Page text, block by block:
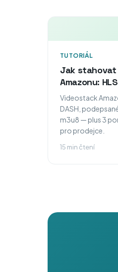
TUTORIÁL
Jak
Amazonu:
Videostack
DASH,
m3u8 — plus 3
pro prodejce.
15 min čtení